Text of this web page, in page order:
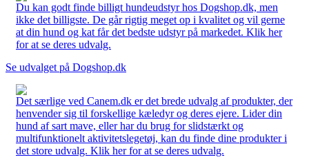
Du kan godt finde billigt hundeudstyr hos Dogshop.dk, men
ikke det billigste. De går rigtig meget op i kvalitet og vil gerne
at din hund og kat får det bedste udstyr på markedet. Klik her
for at se deres udvalg.
Se udvalget på Dogshop.dk
Det særlige ved Canem.dk er det brede udvalg af produkter, der
henvender sig til forskellige kæledyr og deres ejere. Lider din
hund af sart mave, eller har du brug for slidstærkt og
multifunktionelt aktivitetslegetøj, kan du finde dine produkter i
det store udvalg. Klik her for at se deres udvalg.